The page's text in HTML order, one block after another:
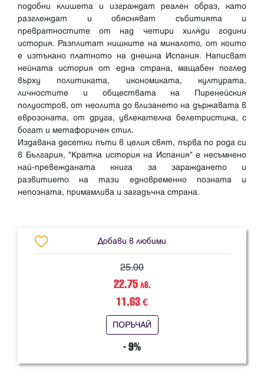
подобни клишета и изграждат реален образ, като
разглеждат и обясняват събитията и
превратностите от над четири хиляди години
история. Разплитат нишките на миналото, от които
е изтъкано платното на днешна Испания. Написват
нейната история от една страна, мащабен поглед
върху политиката, икономиката, културата,
личностите и обществата на Пиренейския
полуостров, от неолита до влизането на държавата в
еврозоната, от друга, увлекателна белетристика, с
богат и метафоричен стил.
Издавана десетки пъти в целия свят, първа по рода си
в България, "Кратка история на Испания" е несъмнено
най-превежданата книга за зараждането и
развитието на тази едновременно позната и
непозната, примамлива и загадъчна страна.
Добави в любими
25.00
22.75лв.
11.63 €
ПОРЪЧАЙ
- 9%